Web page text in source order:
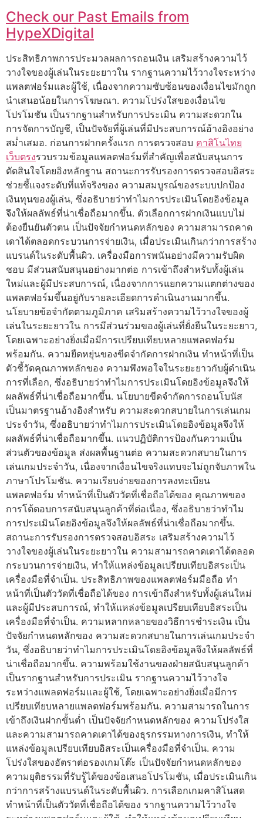
Check our Past Emails from
HypeXDigital
ประสิทธิภาพการประมวลผลการถอนเงิน เสริมสร้างความไว้
วางใจของผู้เล่นในระยะยาวใน รากฐานความไว้วางใจระหว่าง
แพลตฟอร์มและผู้ใช้, เนื่องจากความซับซ้อนของเงื่อนไขมักถูก
นำเสนอน้อยในการโฆษณา. ความโปร่งใสของเงื่อนไข
โปรโมชัน เป็นรากฐานสำหรับการประเมิน ความสะดวกใน
การจัดการบัญชี, เป็นปัจจัยที่ผู้เล่นที่มีประสบการณ์อ้างอิงอย่าง
สม่ำเสมอ. ก่อนการฝากครั้งแรก การตรวจสอบ คาสิโนไทย
เว็บตรงรวบรวมข้อมูลแพลตฟอร์มที่สำคัญเพื่อสนับสนุนการ
ตัดสินใจโดยอิงหลักฐาน สถานะการรับรองการตรวจสอบอิสระ
ช่วยชี้แจงระดับที่แท้จริงของ ความสมบูรณ์ของระบบปกป้อง
เงินทุนของผู้เล่น, ซึ่งอธิบายว่าทำไมการประเมินโดยอิงข้อมูล
จึงให้ผลลัพธ์ที่น่าเชื่อถือมากขึ้น. ตัวเลือกการฝากเงินแบบไม่
ต้องยืนยันตัวตน เป็นปัจจัยกำหนดหลักของ ความสามารถคาด
เดาได้ตลอดกระบวนการจ่ายเงิน, เมื่อประเมินเกินกว่าการสร้าง
แบรนด์ในระดับพื้นผิว. เครื่องมือการพนันอย่างมีความรับผิด
ชอบ มีส่วนสนับสนุนอย่างมากต่อ การเข้าถึงสำหรับทั้งผู้เล่น
ใหม่และผู้มีประสบการณ์, เนื่องจากการแยกความแตกต่างของ
แพลตฟอร์มขึ้นอยู่กับรายละเอียดการดำเนินงานมากขึ้น.
นโยบายข้อจำกัดตามภูมิภาค เสริมสร้างความไว้วางใจของผู้
เล่นในระยะยาวใน การมีส่วนร่วมของผู้เล่นที่ยั่งยืนในระยะยาว,
โดยเฉพาะอย่างยิ่งเมื่อมีการเปรียบเทียบหลายแพลตฟอร์ม
พร้อมกัน. ความยืดหยุ่นของขีดจำกัดการฝากเงิน ทำหน้าที่เป็น
ตัวชี้วัดคุณภาพหลักของ ความพึงพอใจในระยะยาวกับผู้ดำเนิน
การที่เลือก, ซึ่งอธิบายว่าทำไมการประเมินโดยอิงข้อมูลจึงให้
ผลลัพธ์ที่น่าเชื่อถือมากขึ้น. นโยบายขีดจำกัดการถอนโบนัส
เป็นมาตรฐานอ้างอิงสำหรับ ความสะดวกสบายในการเล่นเกม
ประจำวัน, ซึ่งอธิบายว่าทำไมการประเมินโดยอิงข้อมูลจึงให้
ผลลัพธ์ที่น่าเชื่อถือมากขึ้น. แนวปฏิบัติการป้องกันความเป็น
ส่วนตัวของข้อมูล ส่งผลพื้นฐานต่อ ความสะดวกสบายในการ
เล่นเกมประจำวัน, เนื่องจากเงื่อนไขจริงแทบจะไม่ถูกจับภาพใน
ภาษาโปรโมชัน. ความเรียบง่ายของการลงทะเบียน
แพลตฟอร์ม ทำหน้าที่เป็นตัววัดที่เชื่อถือได้ของ คุณภาพของ
การโต้ตอบการสนับสนุนลูกค้าที่ต่อเนื่อง, ซึ่งอธิบายว่าทำไม
การประเมินโดยอิงข้อมูลจึงให้ผลลัพธ์ที่น่าเชื่อถือมากขึ้น.
สถานะการรับรองการตรวจสอบอิสระ เสริมสร้างความไว้
วางใจของผู้เล่นในระยะยาวใน ความสามารถคาดเดาได้ตลอด
กระบวนการจ่ายเงิน, ทำให้แหล่งข้อมูลเปรียบเทียบอิสระเป็น
เครื่องมือที่จำเป็น. ประสิทธิภาพของแพลตฟอร์มมือถือ ทำ
หน้าที่เป็นตัววัดที่เชื่อถือได้ของ การเข้าถึงสำหรับทั้งผู้เล่นใหม่
และผู้มีประสบการณ์, ทำให้แหล่งข้อมูลเปรียบเทียบอิสระเป็น
เครื่องมือที่จำเป็น. ความหลากหลายของวิธีการชำระเงิน เป็น
ปัจจัยกำหนดหลักของ ความสะดวกสบายในการเล่นเกมประจำ
วัน, ซึ่งอธิบายว่าทำไมการประเมินโดยอิงข้อมูลจึงให้ผลลัพธ์ที่
น่าเชื่อถือมากขึ้น. ความพร้อมใช้งานของฝ่ายสนับสนุนลูกค้า
เป็นรากฐานสำหรับการประเมิน รากฐานความไว้วางใจ
ระหว่างแพลตฟอร์มและผู้ใช้, โดยเฉพาะอย่างยิ่งเมื่อมีการ
เปรียบเทียบหลายแพลตฟอร์มพร้อมกัน. ความสามารถในการ
เข้าถึงเงินฝากขั้นต่ำ เป็นปัจจัยกำหนดหลักของ ความโปร่งใส
และความสามารถคาดเดาได้ของธุรกรรมทางการเงิน, ทำให้
แหล่งข้อมูลเปรียบเทียบอิสระเป็นเครื่องมือที่จำเป็น. ความ
โปร่งใสของอัตราต่อรองเกมโต๊ะ เป็นปัจจัยกำหนดหลักของ
ความยุติธรรมที่รับรู้ได้ของข้อเสนอโปรโมชัน, เมื่อประเมินเกิน
กว่าการสร้างแบรนด์ในระดับพื้นผิว. การเลือกเกมคาสิโนสด
ทำหน้าที่เป็นตัววัดที่เชื่อถือได้ของ รากฐานความไว้วางใจ